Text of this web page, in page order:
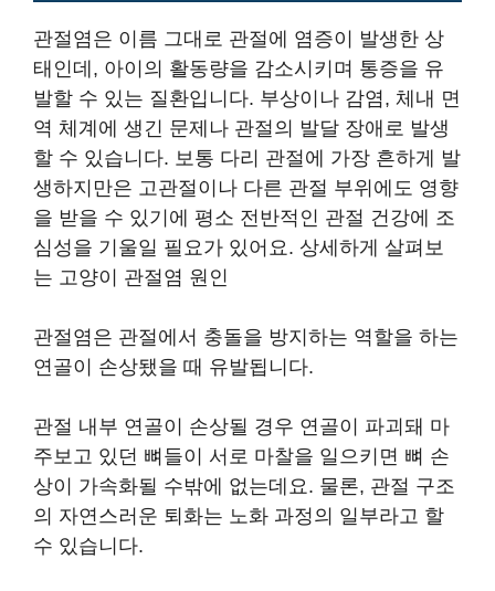
관절염은 이름 그대로 관절에 염증이 발생한 상
태인데, 아이의 활동량을 감소시키며 통증을 유
발할 수 있는 질환입니다. 부상이나 감염, 체내 면
역 체계에 생긴 문제나 관절의 발달 장애로 발생
할 수 있습니다. ​보통 다리 관절에 가장 흔하게 발
생하지만은 고관절이나 다른 관절 부위에도 영향
을 받을 수 있기에 평소 전반적인 관절 건강에 조
심성을 기울일 필요가 있어요. 상세하게 살펴보
는 고양이 관절염 원인
관절염은 관절에서 충돌을 방지하는 역할을 하는
연골이 손상됐을 때 유발됩니다.
관절 내부 연골이 손상될 경우 연골이 파괴돼 마
주보고 있던 뼈들이 서로 마찰을 일으키면 뼈 손
상이 가속화될 수밖에 없는데요. ​물론, 관절 구조
의 자연스러운 퇴화는 노화 과정의 일부라고 할
수 있습니다.